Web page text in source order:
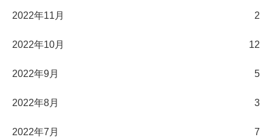
2022年11月 2
2022年10月 12
2022年9月 5
2022年8月 3
2022年7月 7